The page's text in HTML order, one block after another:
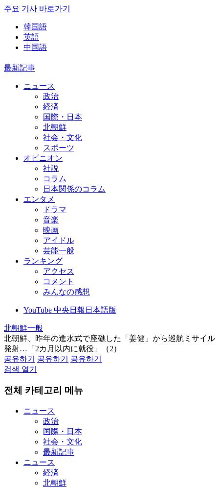
주요 기사 바로가기
韓国語
英語
中国語
最新記事
ニュース
政治
経済
国際・日本
北朝鮮
社会・文化
スポーツ
オピニオン
社説
コラム
日本関係のコラム
エンタメ
ドラマ
音楽
映画
アイドル
芸能一般
ランキング
アクセス
コメント
みんなの感想
YouTube 中央日報日本語版
北朝鮮一般
北朝鮮、昨年の進水式で座礁した「姜健」から巡航ミサイル
発射…「2カ月以内に就役」（2）
공유하기
공유하기
공유하기
검색 열기
전체 카테고리 메뉴
ニュース
政治
国際・日本
社会・文化
最新記事
ニュース
経済
北朝鮮